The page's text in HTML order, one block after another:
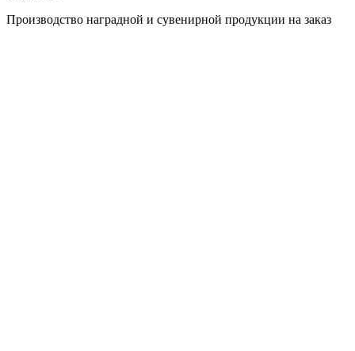
Производство наградной и сувенирной продукции на заказ